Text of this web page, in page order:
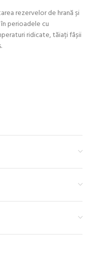
rezervelor de hrană și
perioadele cu
ridicate, tăiați fâșii